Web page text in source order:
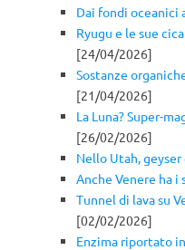
Dai fondi oceanici
Ryugu e le sue
[24/04/2026]
Sostanze
[21/04/2026]
La Luna? Super-
[26/02/2026]
Nello Utah, geyser
Anche Venere ha i
Tunnel di lava su
[02/02/2026]
Enzima riportato